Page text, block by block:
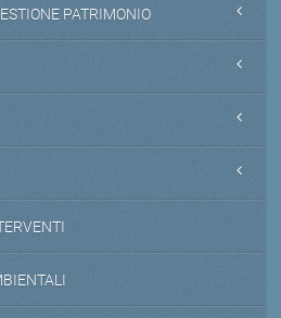
PATRIMONIO